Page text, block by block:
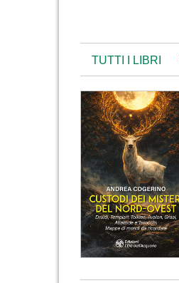
TUTTI I LIBRI